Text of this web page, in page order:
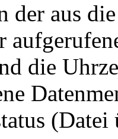
der aus
die
(Datei